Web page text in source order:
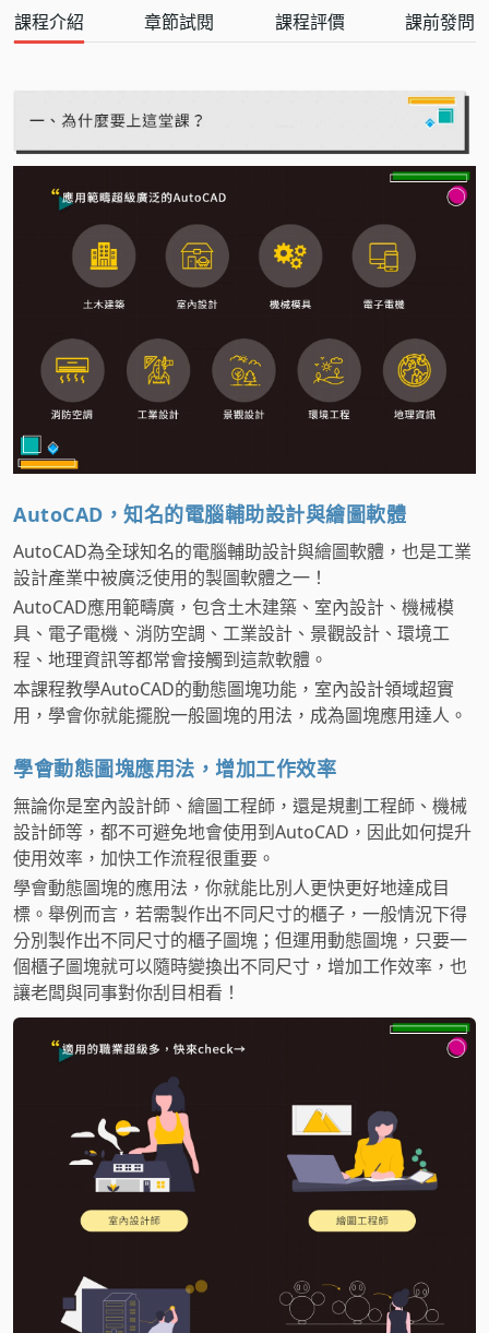
課程介紹 章節試閱 課程評價 課前發問
AutoCAD，知名的電腦輔助設計與繪圖軟體
AutoCAD為全球知名的電腦輔助設計與繪圖軟體，也是工業
設計產業中被廣泛使用的製圖軟體之一！
AutoCAD應用範疇廣，包含土木建築、室內設計、機械模
具、電子電機、消防空調、工業設計、景觀設計、環境工
程、地理資訊等都常會接觸到這款軟體。
本課程教學AutoCAD的動態圖塊功能，室內設計領域超實
用，學會你就能擺脫一般圖塊的用法，成為圖塊應用達人。
學會動態圖塊應用法，增加工作效率
無論你是室內設計師、繪圖工程師，還是規劃工程師、機械
設計師等，都不可避免地會使用到AutoCAD，因此如何提升
使用效率，加快工作流程很重要。
學會動態圖塊的應用法，你就能比別人更快更好地達成目
標。舉例而言，若需製作出不同尺寸的櫃子，一般情況下得
分別製作出不同尺寸的櫃子圖塊；但運用動態圖塊，只要一
個櫃子圖塊就可以隨時變換出不同尺寸，增加工作效率，也
讓老闆與同事對你刮目相看！